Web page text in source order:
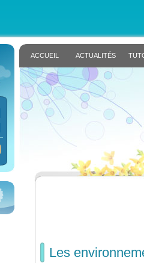
ACCUEIL ACTUALITÉS
Les